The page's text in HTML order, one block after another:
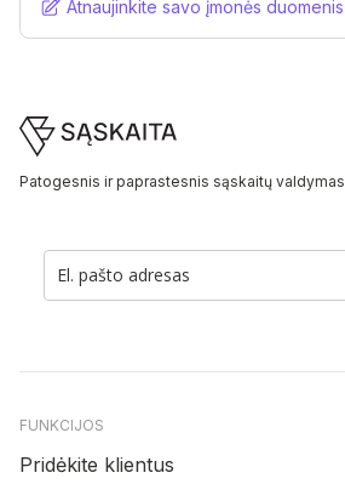
Atnaujinkite savo įmonės duomenis
Footer
Patogesnis ir paprastesnis sąskaitų valdymas
FUNKCIJOS
Pridėkite klientus